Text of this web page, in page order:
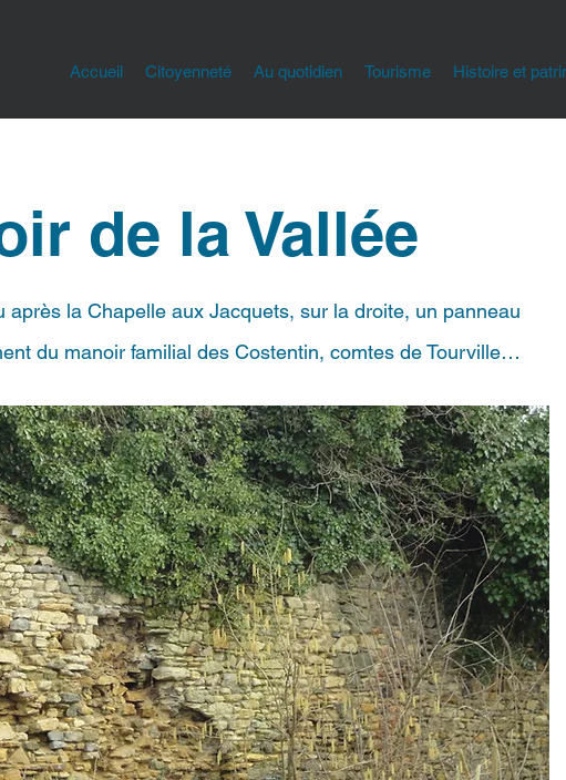
Accueil Citoyenneté Au quotidien Tourisme Histoire et
de la Vallée
après la Chapelle aux Jacquets, sur la droite, un panneau
du manoir familial des Costentin, comtes de Tourville…